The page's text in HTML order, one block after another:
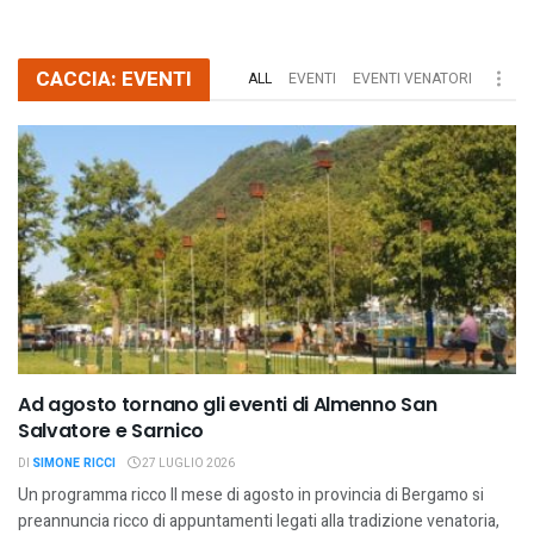
CACCIA: EVENTI ALL EVENTI EVENTI VENATORI
Ad agosto tornano gli eventi di Almenno San
Salvatore e Sarnico
DI SIMONE RICCI 27 LUGLIO 2026
Un programma ricco Il mese di agosto in provincia di Bergamo si
preannuncia ricco di appuntamenti legati alla tradizione venatoria,